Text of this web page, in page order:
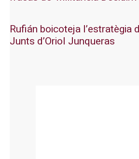
Rufián boicoteja l’estratègia
Junts d’Oriol Junqueras